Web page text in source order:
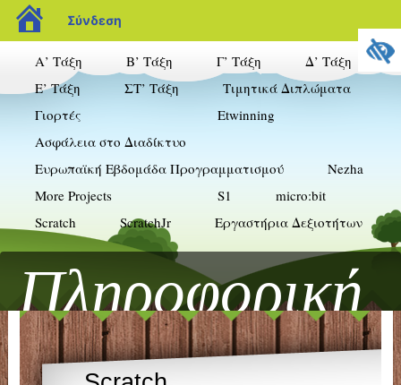
blogs.sch.gr
Σύνδεση
Α’ Τάξη Β’ Τάξη Γ’ Τάξη
Δ’ Τάξη
Ε’ Τάξη
ΣΤ’ Τάξη
Τιμητικά Διπλώματα
Γιορτές
Etwinning
Ασφάλεια στο Διαδίκτυο
Ευρωπαϊκή Εβδομάδα Προγραμματισμού
Nezha
More Projects
S1
micro:bit
Scratch
ScratchJr Εργαστήρια Δεξιοτήτων
Πληροφορική
& Δημοτικό